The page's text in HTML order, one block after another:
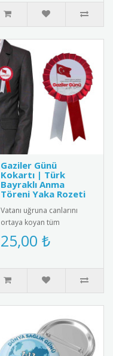
Gaziler Günü
Kokartı | Türk
Bayraklı Anma
Töreni Yaka Rozeti
Vatanı uğruna canlarını
ortaya koyan tüm
gazilerimizin Gaziler Günü
Kutlu Olsun" mesajı ve
25,00 ₺